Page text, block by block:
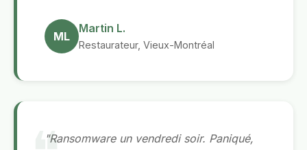
ML
Martin L.
Restaurateur, Vieux-Montréal
"Ransomware un vendredi soir. Paniqué,